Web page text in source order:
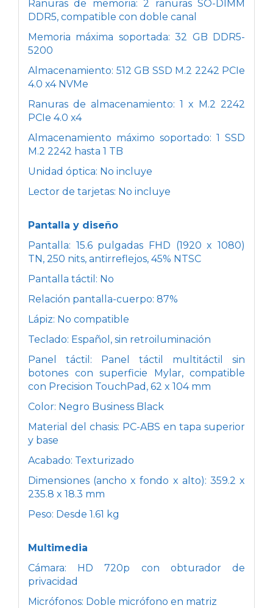
Ranuras de memoria: 2 ranuras SO-DIMM
DDR5, compatible con doble canal
Memoria máxima soportada: 32 GB DDR5-
5200
Almacenamiento: 512 GB SSD M.2 2242 PCIe
4.0 x4 NVMe
Ranuras de almacenamiento: 1 x M.2 2242
PCIe 4.0 x4
Almacenamiento máximo soportado: 1 SSD
M.2 2242 hasta 1 TB
Unidad óptica: No incluye
Lector de tarjetas: No incluye
Pantalla y diseño
Pantalla: 15.6 pulgadas FHD (1920 x 1080)
TN, 250 nits, antirreflejos, 45% NTSC
Pantalla táctil: No
Relación pantalla-cuerpo: 87%
Lápiz: No compatible
Teclado: Español, sin retroiluminación
Panel táctil: Panel táctil multitáctil sin
botones con superficie Mylar, compatible
con Precision TouchPad, 62 x 104 mm
Color: Negro Business Black
Material del chasis: PC-ABS en tapa superior
y base
Acabado: Texturizado
Dimensiones (ancho x fondo x alto): 359.2 x
235.8 x 18.3 mm
Peso: Desde 1.61 kg
Multimedia
Cámara: HD 720p con obturador de
privacidad
Micrófonos: Doble micrófono en matriz